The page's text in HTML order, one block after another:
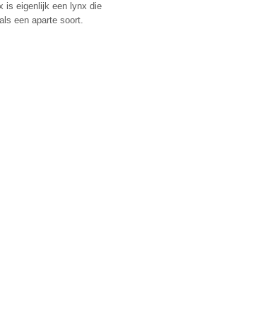
is eigenlijk een lynx die
een aparte soort.